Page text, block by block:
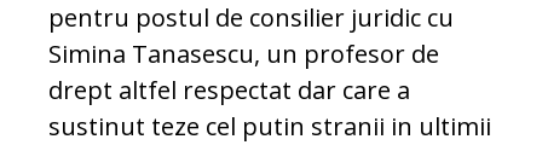
pentru postul de consilier juridic cu
Simina Tanasescu, un profesor de
drept altfel respectat dar care a
sustinut teze cel putin stranii in ultimii